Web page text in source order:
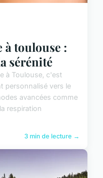
à toulouse :
sérénité
à Toulouse, c'est
personnalisé vers le
avancées comme
respiration
3 min de lecture →